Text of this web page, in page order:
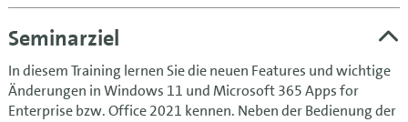
Seminarziel
In diesem Training lernen Sie die neuen Features und wichtige
Änderungen in Windows 11 und Microsoft 365 Apps for
Enterprise bzw. Office 2021 kennen. Neben der Bedienung der